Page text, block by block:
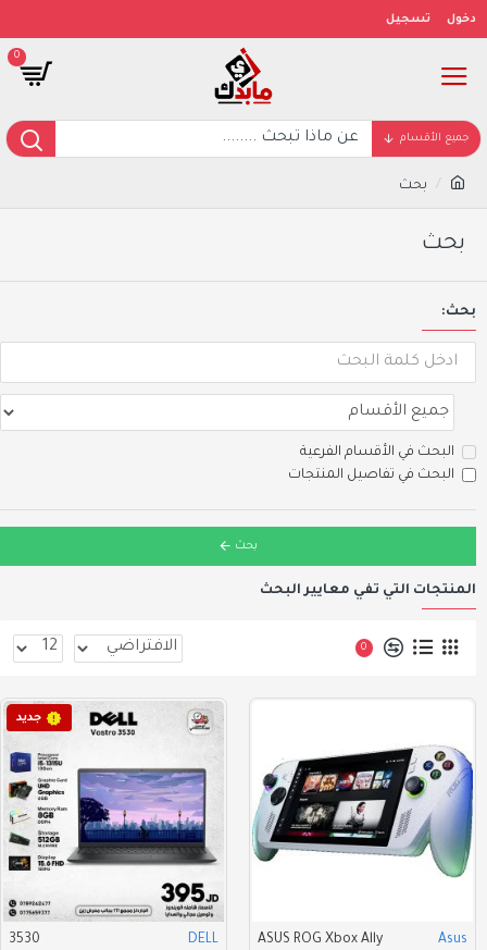
دخول تسجيل
0
جميع الأقسام
بحث
بحث
بحث:
البحث في الأقسام الفرعية
البحث في تفاصيل المنتجات
بحث
المنتجات التي تفي معايير البحث
0
Asus
ASUS ROG Xbox Ally
جديد
DELL
3530